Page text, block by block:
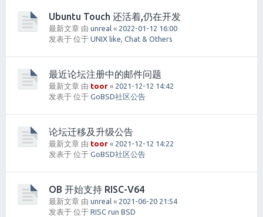
Ubuntu Touch 还活着,仍在开发
最新文章 由 unreal « 2022-01-12 16:00
发表于 位于 UNIX like, Chat & Others
最近论坛注册中的邮件问题
最新文章 由 toor « 2021-12-12 14:42
发表于 位于 GoBSD社区公告
论坛迁移及升级公告
最新文章 由 toor « 2021-12-12 14:22
发表于 位于 GoBSD社区公告
OB 开始支持 RISC-V64
最新文章 由 unreal « 2021-06-20 21:54
发表于 位于 RISC run BSD